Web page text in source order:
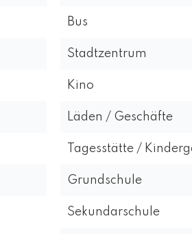
Bus
Stadtzentrum
Kino
Läden / Geschäfte
Tagesstätte /
Grundschule
Sekundarschule